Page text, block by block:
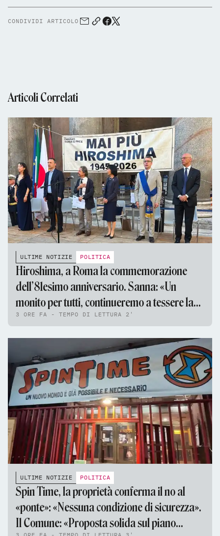
CONDIVIDI ARTICOLO
Articoli Correlati
ULTIME NOTIZIE POLITICA
Hiroshima, a Roma la commemorazione
dell’81esimo anniversario. Sanna: «Un
monito per tutti, continueremo a tessere la
tela della pace»
3 ORE FA - TEMPO DI LETTURA 2'
ULTIME NOTIZIE POLITICA
Spin Time, la proprietà conferma il no al
«ponte»: «Nessuna condizione di sicurezza».
Il Comune: «Proposta solida sul piano